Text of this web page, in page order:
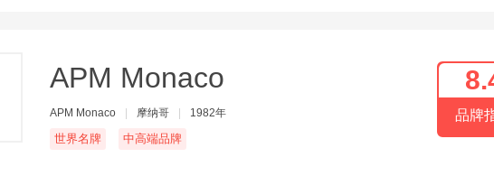
APM Monaco
APM Monaco 摩纳哥 1982年
世界名牌 中高端品牌
品牌